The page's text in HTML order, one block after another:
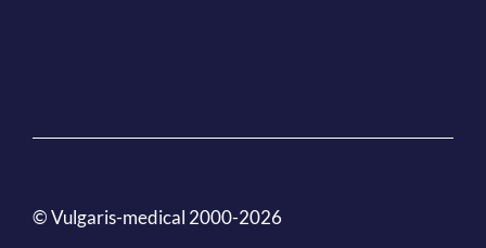
© Vulgaris-medical 2000-2026